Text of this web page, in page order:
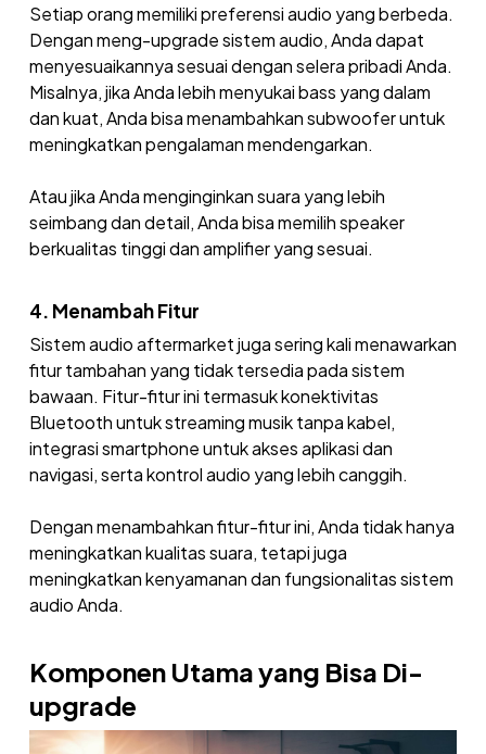
Setiap orang memiliki preferensi audio yang berbeda.
Dengan meng-upgrade sistem audio, Anda dapat
menyesuaikannya sesuai dengan selera pribadi Anda.
Misalnya, jika Anda lebih menyukai bass yang dalam
dan kuat, Anda bisa menambahkan subwoofer untuk
meningkatkan pengalaman mendengarkan.
Atau jika Anda menginginkan suara yang lebih
seimbang dan detail, Anda bisa memilih speaker
berkualitas tinggi dan amplifier yang sesuai.
4. Menambah Fitur
Sistem audio aftermarket juga sering kali menawarkan
fitur tambahan yang tidak tersedia pada sistem
bawaan. Fitur-fitur ini termasuk konektivitas
Bluetooth untuk streaming musik tanpa kabel,
integrasi smartphone untuk akses aplikasi dan
navigasi, serta kontrol audio yang lebih canggih.
Dengan menambahkan fitur-fitur ini, Anda tidak hanya
meningkatkan kualitas suara, tetapi juga
meningkatkan kenyamanan dan fungsionalitas sistem
audio Anda.
Komponen Utama yang Bisa Di-
upgrade